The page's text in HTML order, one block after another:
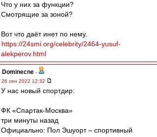
Что у них за функции?
Смотрящие за зоной?
Вот что даёт инет по нему.
https://24smi.org/celebrity/2464-yusuf-
alekperov.html
Dominecne -
26 сен 2022 12:32
У нас новый спортдир:
ФК «Спартак-Москва»
три минуты назад
Официально: Пол Эшуорт – спортивный